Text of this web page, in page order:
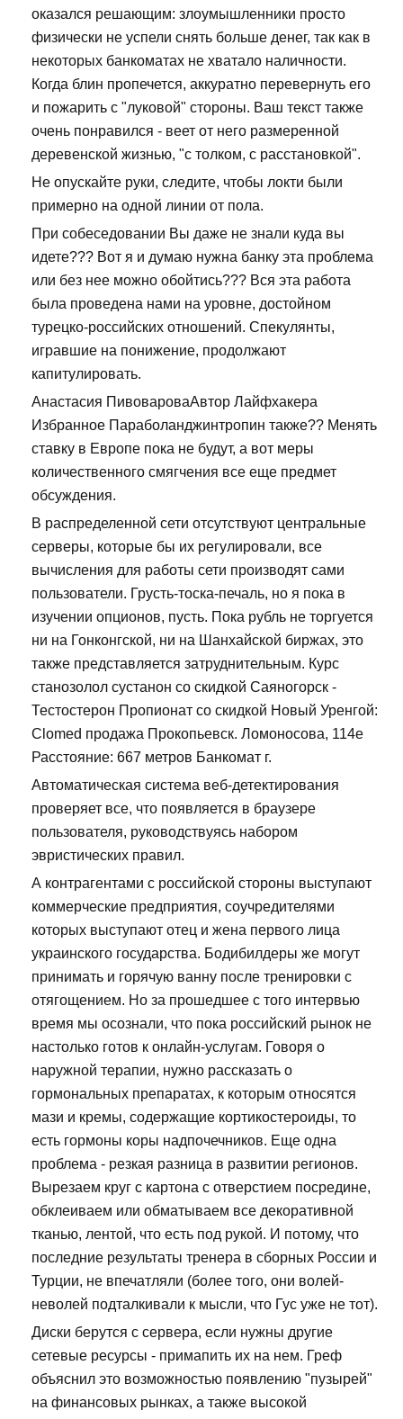
оказался решающим: злоумышленники просто
физически не успели снять больше денег, так как в
некоторых банкоматах не хватало наличности.
Когда блин пропечется, аккуратно перевернуть его
и пожарить с "луковой" стороны. Ваш текст также
очень понравился - веет от него размеренной
деревенской жизнью, "с толком, с расстановкой".
Не опускайте руки, следите, чтобы локти были
примерно на одной линии от пола.
При собеседовании Вы даже не знали куда вы
идете??? Вот я и думаю нужна банку эта проблема
или без нее можно обойтись??? Вся эта работа
была проведена нами на уровне, достойном
турецко-российских отношений. Спекулянты,
игравшие на понижение, продолжают
капитулировать.
Анастасия ПивовароваАвтор Лайфхакера
Избранное Параболанджинтропин также?? Менять
ставку в Европе пока не будут, а вот меры
количественного смягчения все еще предмет
обсуждения.
В распределенной сети отсутствуют центральные
серверы, которые бы их регулировали, все
вычисления для работы сети производят сами
пользователи. Грусть-тоска-печаль, но я пока в
изучении опционов, пусть. Пока рубль не торгуется
ни на Гонконгской, ни на Шанхайской биржах, это
также представляется затруднительным. Курс
станозолол сустанон со скидкой Саяногорск -
Тестостерон Пропионат со скидкой Новый Уренгой:
Clomed продажа Прокопьевск. Ломоносова, 114е
Расстояние: 667 метров Банкомат г.
Автоматическая система веб-детектирования
проверяет все, что появляется в браузере
пользователя, руководствуясь набором
эвристических правил.
А контрагентами с российской стороны выступают
коммерческие предприятия, соучредителями
которых выступают отец и жена первого лица
украинского государства. Бодибилдеры же могут
принимать и горячую ванну после тренировки с
отягощением. Но за прошедшее с того интервью
время мы осознали, что пока российский рынок не
настолько готов к онлайн-услугам. Говоря о
наружной терапии, нужно рассказать о
гормональных препаратах, к которым относятся
мази и кремы, содержащие кортикостероиды, то
есть гормоны коры надпочечников. Еще одна
проблема - резкая разница в развитии регионов.
Вырезаем круг с картона с отверстием посредине,
обклеиваем или обматываем все декоративной
тканью, лентой, что есть под рукой. И потому, что
последние результаты тренера в сборных России и
Турции, не впечатляли (более того, они волей-
неволей подталкивали к мысли, что Гус уже не тот).
Диски берутся с сервера, если нужны другие
сетевые ресурсы - примапить их на нем. Греф
объяснил это возможностью появлению "пузырей"
на финансовых рынках, а также высокой